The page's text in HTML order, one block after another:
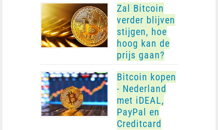
Zal Bitcoin
verder blijven
stijgen, hoe
hoog kan de
prijs gaan?
Bitcoin kopen
- Nederland
met iDEAL,
PayPal en
Creditcard